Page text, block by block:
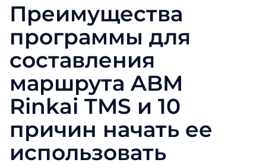
Преимущества
программы для
составления
маршрута ABM
Rinkai TMS и 10
причин начать ее
использовать